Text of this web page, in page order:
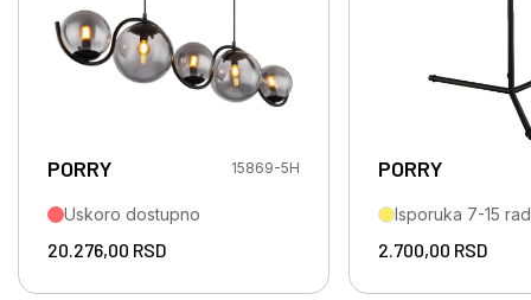
PORRY 15869-5H
Uskoro dostupno
20.276,00 RSD
PORRY
Isporuka 7-15
2.700,00 RSD